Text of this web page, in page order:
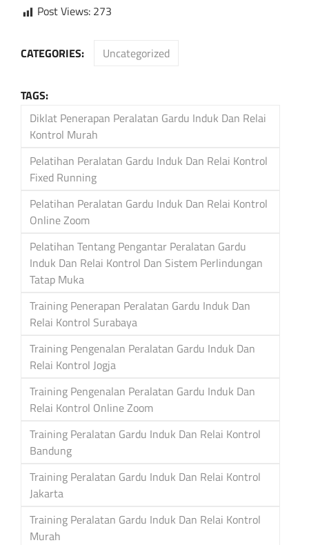
Post Views: 273
CATEGORIES: Uncategorized
TAGS:
Diklat Penerapan Peralatan Gardu Induk Dan Relai
Kontrol Murah
Pelatihan Peralatan Gardu Induk Dan Relai Kontrol
Fixed Running
Pelatihan Peralatan Gardu Induk Dan Relai Kontrol
Online Zoom
Pelatihan Tentang Pengantar Peralatan Gardu
Induk Dan Relai Kontrol Dan Sistem Perlindungan
Tatap Muka
Training Penerapan Peralatan Gardu Induk Dan
Relai Kontrol Surabaya
Training Pengenalan Peralatan Gardu Induk Dan
Relai Kontrol Jogja
Training Pengenalan Peralatan Gardu Induk Dan
Relai Kontrol Online Zoom
Training Peralatan Gardu Induk Dan Relai Kontrol
Bandung
Training Peralatan Gardu Induk Dan Relai Kontrol
Jakarta
Training Peralatan Gardu Induk Dan Relai Kontrol
Murah